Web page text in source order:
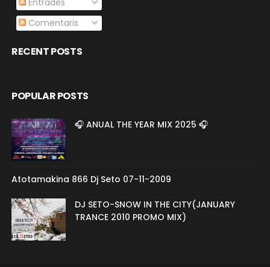
Entrades
Comentaris
RECENT POSTS
POPULAR POSTS
🎧 ANUAL THE YEAR MIX 2025 🎧
Atotamakina 866 Dj Seto 07-11-2009
DJ SETO-SNOW IN THE CITY(JANUARY
TRANCE 2010 PROMO MIX)